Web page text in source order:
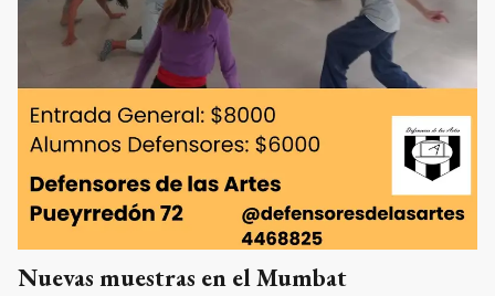
Nuevas muestras en el Mumbat